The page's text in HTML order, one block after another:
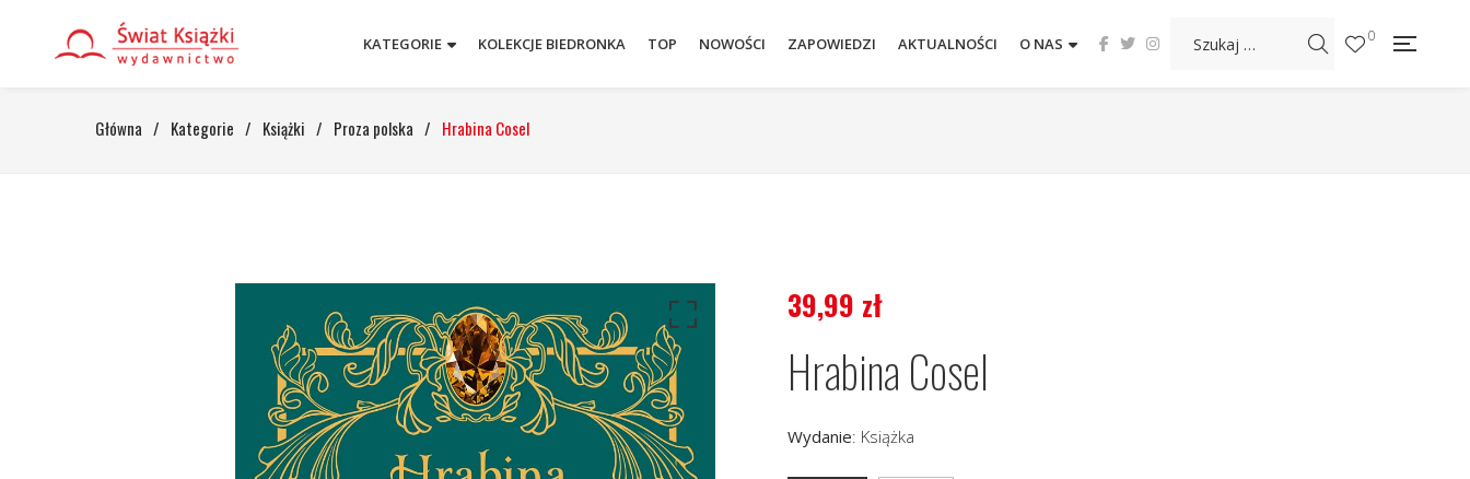
KATEGORIE KOLEKCJE BIEDRONKA TOP NOWOŚCI ZAPOWIEDZI AKTUALNOŚCI O NAS 0
Główna / Kategorie / Książki / Proza polska / Hrabina Cosel
39,99 zł
Hrabina Cosel
Wydanie: Książka